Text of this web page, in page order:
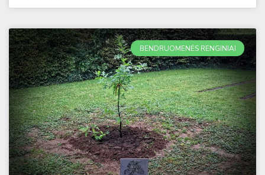
BENDRUOMENĖS RENGINIAI